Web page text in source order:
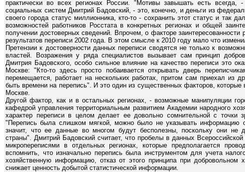
практически во всех регионах России. "Мотивы завышать есть всегда, -
социальных систем Дмитрий Бадовский, - это, конечно, и деньги из
своего города статус миллионника, кто-то - сохранить этот статус и так
возможностей работников Росстата в конкретных регионах и общей
получении достоверных сведений. Впрочем, о факторе заинтересованности
результатов переписи 2002 года. В этом смысле к 2010 году мало что
Претензии к достоверности данных переписи сводятся не только к
властей. Возражения у ряда специалистов вызывает сам принцип
Дмитрия Бадовского, особо сильное влияние на качество переписи это
Москве: "Кто-то здесь просто побаивается открывать дверь
перемещается, работает на нескольких работах, притом сам приехал из
быть времени на перепись". И это один из существенных факторов,
Москве.
Другой фактор, как и в остальных регионах, - возможные манипуляции
кафедрой управления территориальным развитием Академии народного
характер переписи в целом делает ее довольно сомнительной с точки
"Перепись была слишком мягкой, можно было не указывать
значит, что ее данные во многом будут бесполезны, поскольку они не
страны". Дмитрий Бадовский считает, что пробелы в данных
микропереписями в отдельных регионах, которые предполагается
вспомнить, что изначально перепись была инструментом для учета
хозяйственную информацию, отказ от этого принципа при добровольном
снижает ценность добытой статистической информации.